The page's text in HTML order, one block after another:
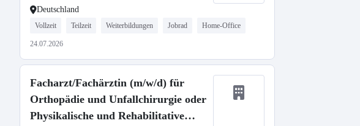
Deutschland
Vollzeit Teilzeit Weiterbildungen Jobrad Home-Office
24.07.2026
Facharzt/Fachärztin (m/w/d) für
Orthopädie und Unfallchirurgie oder
Physikalische und Rehabilitative